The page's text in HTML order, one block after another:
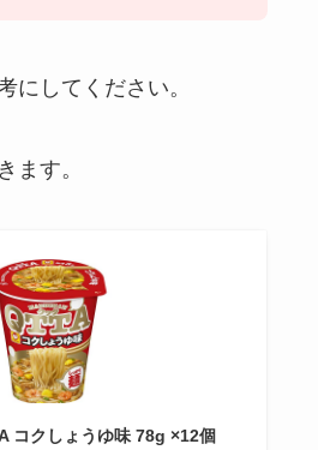
にしてください。
ます。
コクしょうゆ味 78g ×12個